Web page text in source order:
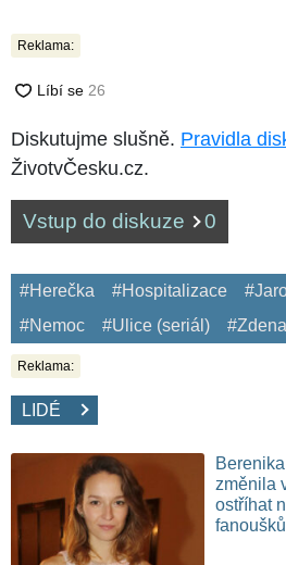
Reklama:
Diskutujme slušně. Pravidla
ŽivotvČesku.cz.
Vstup do diskuze 0
#Herečka #Hospitalizace
#Nemoc
#Ulice (seriál)
Reklama:
LIDÉ
změnila
ostříhat